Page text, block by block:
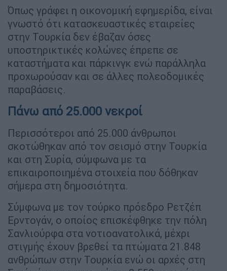
Όπως γράφει η οικονομική εφημερίδα, είναι
γνωστό ότι κατασκευαστικές εταιρείες
στην Τουρκία δεν έβαζαν όσες
υποστηρικτικές κολώνες έπρεπε σε
καταστήματα και πάρκινγκ ενώ παράλληλα
προχωρούσαν και σε άλλες πολεοδομικές
παραβάσεις.
Πάνω από 25.000 νεκροί
Περισσότεροι από 25.000 άνθρωποι
σκοτώθηκαν από τον σεισμό στην Τουρκία
και στη Συρία, σύμφωνα με τα
επικαιροποιημένα στοιχεία που δόθηκαν
σήμερα στη δημοσιότητα.
Σύμφωνα με τον τούρκο πρόεδρο Ρετζέπ
Ερντογάν, ο οποίος επισκέφθηκε την πόλη
Σανλιούρφα στα νοτιοανατολικά, μέχρι
στιγμής έχουν βρεθεί τα πτώματα 21.848
ανθρώπων στην Τουρκία ενώ οι αρχές στη